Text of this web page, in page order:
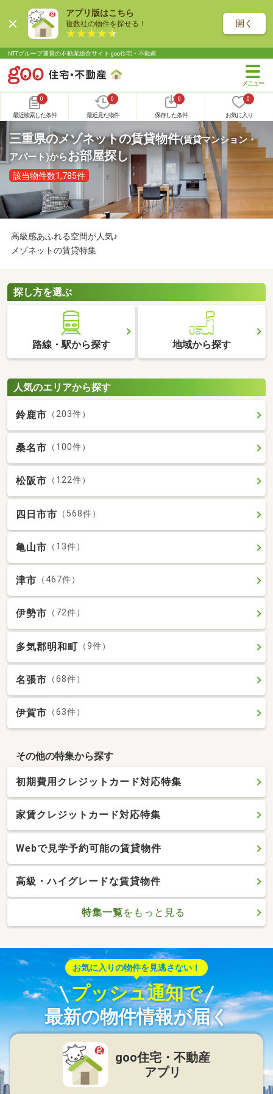
アプリ版はこちら
複数社の物件を探せる！ 開く
NTTグループ運営の不動産総合サイト goo住宅・不動産
0
最近検索した条件
0
最近見た物件
0
保存した条件
0
お気に入り
三重県のメゾネットの賃貸物件(賃貸マンション・
アパート)からお部屋探し
該当物件数1,785件
高級感あふれる空間が人気♪
メゾネットの賃貸特集
探し方を選ぶ
路線・駅から探す 地域から探す
人気のエリアから探す
鈴鹿市 （203件）
桑名市 （100件）
松阪市 （122件）
四日市市 （568件）
亀山市 （13件）
津市 （467件）
伊勢市 （72件）
多気郡明和町 （9件）
名張市 （68件）
伊賀市 （63件）
その他の特集から探す
初期費用クレジットカード対応特集
家賃クレジットカード対応特集
Webで見学予約可能の賃貸物件
高級・ハイグレードな賃貸物件
特集一覧をもっと見る
お気に入りの物件を見逃さない！
プッシュ通知で
最新の物件情報が届く
goo住宅・不動産
アプリ